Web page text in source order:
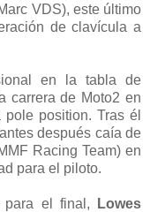
VDS), este último
de clavícula a
en la tabla de
carrera de Moto2 en
position. Tras él
después caía de
Racing Team) en
para el piloto.
para el final,
Lowes